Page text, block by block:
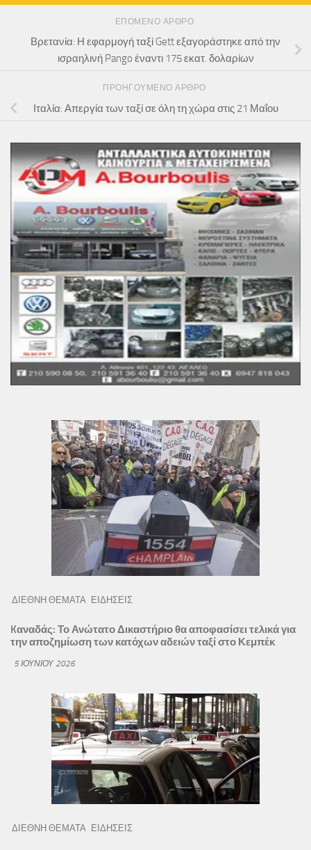
ΕΠΌΜΕΝΟ ΆΡΘΡΟ
Βρετανία: Η εφαρμογή ταξί Gett εξαγοράστηκε από την
ισραηλινή Pango έναντι 175 εκατ. δολαρίων
ΠΡΟΗΓΟΎΜΕΝΟ ΆΡΘΡΟ
Ιταλία: Απεργία των ταξί σε όλη τη χώρα στις 21 Μαΐου
ΔΙΕΘΝΗ ΘΕΜΑΤΑ ΕΙΔΗΣΕΙΣ
Kαναδάς: Το Ανώτατο Δικαστήριο θα αποφασίσει τελικά για
την αποζημίωση των κατόχων αδειών ταξί στο Κεμπέκ
5 ΙΟΥΝΊΟΥ 2026
ΔΙΕΘΝΗ ΘΕΜΑΤΑ ΕΙΔΗΣΕΙΣ